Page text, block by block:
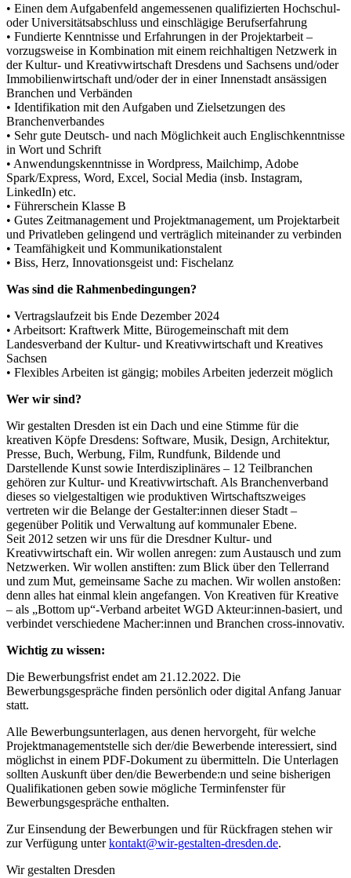
• Einen dem Aufgabenfeld angemessenen qualifizierten Hochschul-
oder Universitätsabschluss und einschlägige Berufserfahrung
• Fundierte Kenntnisse und Erfahrungen in der Projektarbeit –
vorzugsweise in Kombination mit einem reichhaltigen Netzwerk in
der Kultur- und Kreativwirtschaft Dresdens und Sachsens und/oder
Immobilienwirtschaft und/oder der in einer Innenstadt ansässigen
Branchen und Verbänden
• Identifikation mit den Aufgaben und Zielsetzungen des
Branchenverbandes
• Sehr gute Deutsch- und nach Möglichkeit auch Englischkenntnisse
in Wort und Schrift
• Anwendungskenntnisse in Wordpress, Mailchimp, Adobe
Spark/Express, Word, Excel, Social Media (insb. Instagram,
LinkedIn) etc.
• Führerschein Klasse B
• Gutes Zeitmanagement und Projektmanagement, um Projektarbeit
und Privatleben gelingend und verträglich miteinander zu verbinden
• Teamfähigkeit und Kommunikationstalent
• Biss, Herz, Innovationsgeist und: Fischelanz
Was sind die Rahmenbedingungen?
• Vertragslaufzeit bis Ende Dezember 2024
• Arbeitsort: Kraftwerk Mitte, Bürogemeinschaft mit dem
Landesverband der Kultur- und Kreativwirtschaft und Kreatives
Sachsen
• Flexibles Arbeiten ist gängig; mobiles Arbeiten jederzeit möglich
Wer wir sind?
Wir gestalten Dresden ist ein Dach und eine Stimme für die
kreativen Köpfe Dresdens: Software, Musik, Design, Architektur,
Presse, Buch, Werbung, Film, Rundfunk, Bildende und
Darstellende Kunst sowie Interdisziplinäres – 12 Teilbranchen
gehören zur Kultur- und Kreativwirtschaft. Als Branchenverband
dieses so vielgestaltigen wie produktiven Wirtschaftszweiges
vertreten wir die Belange der Gestalter:innen dieser Stadt –
gegenüber Politik und Verwaltung auf kommunaler Ebene.
Seit 2012 setzen wir uns für die Dresdner Kultur- und
Kreativwirtschaft ein. Wir wollen anregen: zum Austausch und zum
Netzwerken. Wir wollen anstiften: zum Blick über den Tellerrand
und zum Mut, gemeinsame Sache zu machen. Wir wollen anstoßen:
denn alles hat einmal klein angefangen. Von Kreativen für Kreative
– als „Bottom up“-Verband arbeitet WGD Akteur:innen-basiert, und
verbindet verschiedene Macher:innen und Branchen cross-innovativ.
Wichtig zu wissen:
Die Bewerbungsfrist endet am 21.12.2022. Die
Bewerbungsgespräche finden persönlich oder digital Anfang Januar
statt.
Alle Bewerbungsunterlagen, aus denen hervorgeht, für welche
Projektmanagementstelle sich der/die Bewerbende interessiert, sind
möglichst in einem PDF-Dokument zu übermitteln. Die Unterlagen
sollten Auskunft über den/die Bewerbende:n und seine bisherigen
Qualifikationen geben sowie mögliche Terminfenster für
Bewerbungsgespräche enthalten.
Zur Einsendung der Bewerbungen und für Rückfragen stehen wir
zur Verfügung unterkontakt@wir-gestalten-dresden.de.
Wir gestalten Dresden